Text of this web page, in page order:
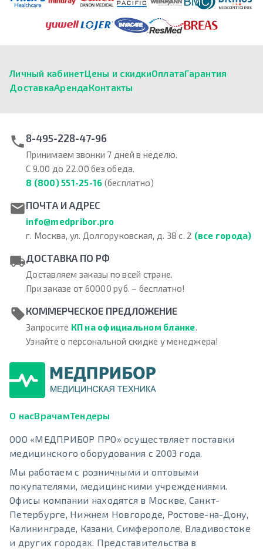
Личный кабинетЦены и скидкиОплатаГарантия
ДоставкаАрендаКонтакты
8-495-228-47-96
Принимаем звонки 7 дней в неделю.
С 9.00 до 22.00 без обеда.
8 (800) 551-25-16 (бесплатно)
ПОЧТА И АДРЕС
info@medpribor.pro
г. Москва, ул. Долгоруковская, д. 38 с. 2 (все города)
ДОСТАВКА ПО РФ
Доставляем заказы по всей стране.
При заказе от 60000 руб. – бесплатно!
КОММЕРЧЕСКОЕ ПРЕДЛОЖЕНИЕ
Запросите КП на официальном бланке.
Узнайте о персональной скидке у менеджера!
О насВрачамТендеры
ООО «МЕДПРИБОР ПРО» осуществляет поставки
медицинского оборудования с 2003 года.
Мы работаем с розничными и оптовыми
покупателями, медицинскими учреждениями.
Офисы компании находятся в Москве, Санкт-
Петербурге, Нижнем Новгороде, Ростове-на-Дону,
Калининграде, Казани, Симферополе, Владивостоке
и других городах. Представительства в